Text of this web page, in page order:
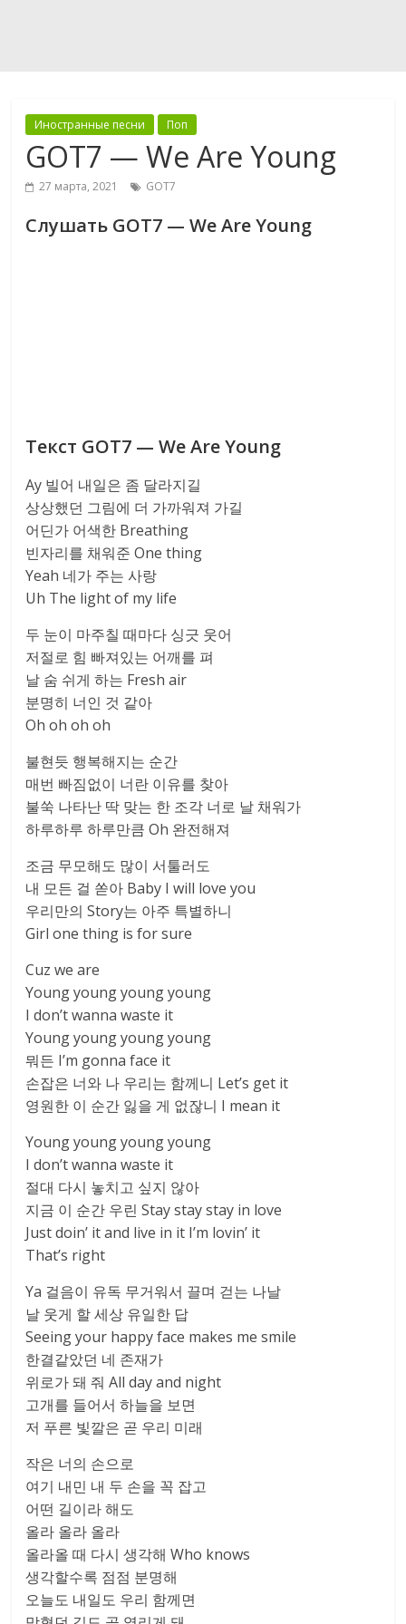
Иностранные песни Поп
GOT7 — We Are Young
27 марта, 2021 GOT7
Слушать GOT7 — We Are Young
Текст GOT7 — We Are Young
Ay 빌어 내일은 좀 달라지길
상상했던 그림에 더 가까워져 가길
어딘가 어색한 Breathing
빈자리를 채워준 One thing
Yeah 네가 주는 사랑
Uh The light of my life
두 눈이 마주칠 때마다 싱긋 웃어
저절로 힘 빠져있는 어깨를 펴
날 숨 쉬게 하는 Fresh air
분명히 너인 것 같아
Oh oh oh oh
불현듯 행복해지는 순간
매번 빠짐없이 너란 이유를 찾아
불쑥 나타난 딱 맞는 한 조각 너로 날 채워가
하루하루 하루만큼 Oh 완전해져
조금 무모해도 많이 서툴러도
내 모든 걸 쏟아 Baby I will love you
우리만의 Story는 아주 특별하니
Girl one thing is for sure
Cuz we are
Young young young young
I don’t wanna waste it
Young young young young
뭐든 I’m gonna face it
손잡은 너와 나 우리는 함께니 Let’s get it
영원한 이 순간 잃을 게 없잖니 I mean it
Young young young young
I don’t wanna waste it
절대 다시 놓치고 싶지 않아
지금 이 순간 우린 Stay stay stay in love
Just doin’ it and live in it I’m lovin’ it
That’s right
Ya 걸음이 유독 무거워서 끌며 걷는 나날
날 웃게 할 세상 유일한 답
Seeing your happy face makes me smile
한결같았던 네 존재가
위로가 돼 줘 All day and night
고개를 들어서 하늘을 보면
저 푸른 빛깔은 곧 우리 미래
작은 너의 손으로
여기 내민 내 두 손을 꼭 잡고
어떤 길이라 해도
올라 올라 올라
올라올 때 다시 생각해 Who knows
생각할수록 점점 분명해
오늘도 내일도 우리 함께면